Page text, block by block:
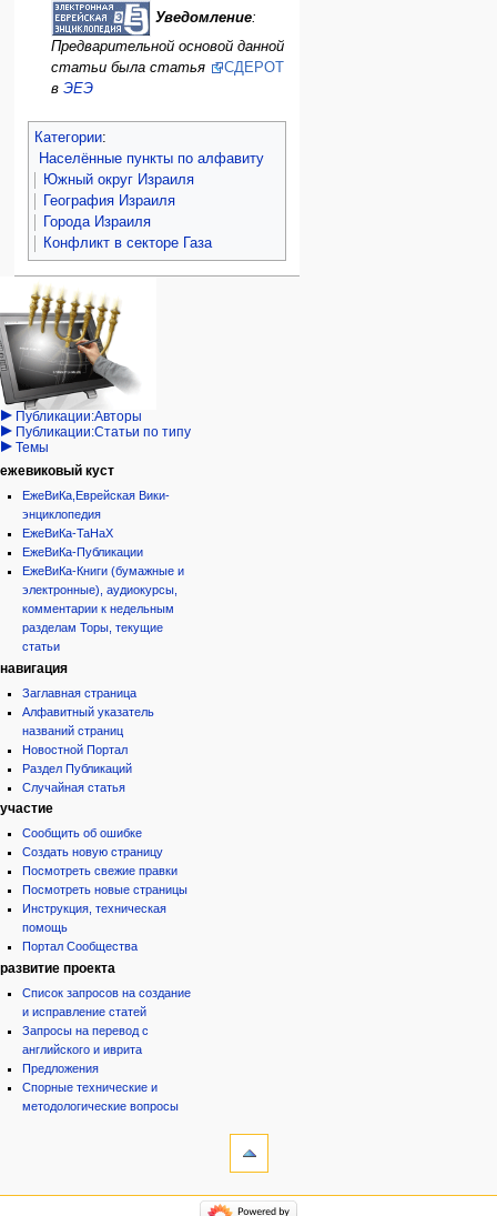
Уведомление:
Предварительной основой данной
статьи была статья
СДЕРОТ
в ЭЕЭ
Категории:
Населённые пункты по алфавиту
Южный округ Израиля
География Израиля
Города Израиля
Конфликт в секторе Газа
Навигация
персональные инструменты
войти
запрос
учётной
записи
категории
Израиль:Страна и
государство
Иудаизм
Народ
Проекты
Проекты/Участники/
дополнения
Публикации:Авторы
Публикации:Статьи по типу
Темы
ежевиковый куст
ЕжеВиКа,Еврейская Вики-
энциклопедия
ЕжеВиКа-ТаНаХ
ЕжеВиКа-Публикации
ЕжеВиКа-Книги (бумажные и
электронные), аудиокурсы,
комментарии к недельным
разделам Торы, текущие
статьи
навигация
Заглавная страница
Алфавитный указатель
названий страниц
Новостной Портал
Раздел Публикаций
Случайная статья
участие
Сообщить об ошибке
Создать новую страницу
Посмотреть свежие правки
Посмотреть новые страницы
Инструкция, техническая
помощь
Портал Сообщества
развитие проекта
Список запросов на создание
и исправление статей
Запросы на перевод с
английского и иврита
Предложения
Спорные технические и
методологические вопросы
категории